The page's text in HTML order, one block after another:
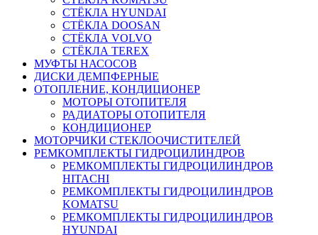
СТЁКЛА HYUNDAI
СТЁКЛА DOOSAN
СТЁКЛА VOLVO
СТЁКЛА TEREX
МУФТЫ НАСОСОВ
ДИСКИ ДЕМПФЕРНЫЕ
ОТОПЛЕНИЕ, КОНДИЦИОНЕР
МОТОРЫ ОТОПИТЕЛЯ
РАДИАТОРЫ ОТОПИТЕЛЯ
КОНДИЦИОНЕР
МОТОРЧИКИ СТЕКЛООЧИСТИТЕЛЕЙ
РЕМКОМПЛЕКТЫ ГИДРОЦИЛИНДРОВ
РЕМКОМПЛЕКТЫ ГИДРОЦИЛИНДРОВ
HITACHI
РЕМКОМПЛЕКТЫ ГИДРОЦИЛИНДРОВ
KOMATSU
РЕМКОМПЛЕКТЫ ГИДРОЦИЛИНДРОВ
HYUNDAI